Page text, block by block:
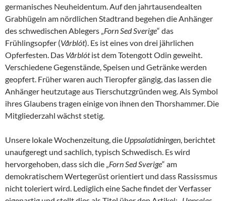
germanisches Neuheidentum. Auf den jahrtausendealten
Grabhügeln am nördlichen Stadtrand begehen die Anhänger
des schwedischen Ablegers „Forn Sed Sverige“ das
Frühlingsopfer (Vårblót). Es ist eines von drei jährlichen
Opferfesten. Das Vårblótist dem Totengott Odin geweiht.
Verschiedene Gegenstände, Speisen und Getränke werden
geopfert. Früher waren auch Tieropfer gängig, das lassen die
Anhänger heutzutage aus Tierschutzgründen weg. Als Symbol
ihres Glaubens tragen einige von ihnen den Thorshammer. Die
Mitgliederzahl wächst stetig.
Unsere lokale Wochenzeitung, die Uppsalatidningen, berichtet
unaufgeregt und sachlich, typisch Schwedisch. Es wird
hervorgehoben, dass sich die „Forn Sed Sverige“ am
demokratischem Wertegerüst orientiert und dass Rassissmus
nicht toleriert wird. Lediglich eine Sache findet der Verfasser